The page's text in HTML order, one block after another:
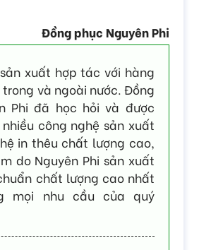
Đồng phục Nguyên Phi
xuất hợp tác với hàng
và ngoài nước. Đồng
Phi đã học hỏi và được
công nghệ sản xuất
in thêu chất lượng cao,
do Nguyên Phi sản xuất
chất lượng cao nhất
mọi nhu cầu của quý